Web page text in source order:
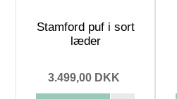
Stamford puf i sort
læder
3.499,00 DKK